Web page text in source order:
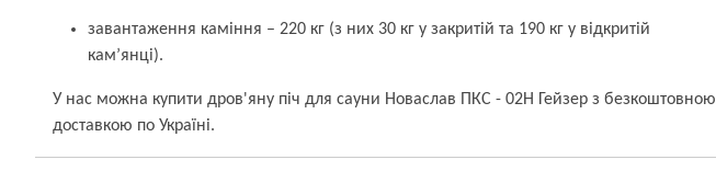
завантаження каміння – 220 кг (з них 30 кг у закритій та 190 кг у відкритій
кам’янці).
У нас можна купити дров'яну піч для сауни Новаслав ПКС - 02Н Гейзер з безкоштовною
доставкою по Україні.